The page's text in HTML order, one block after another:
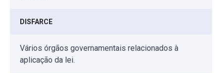
DISFARCE
Vários órgãos governamentais relacionados à
aplicação da lei.